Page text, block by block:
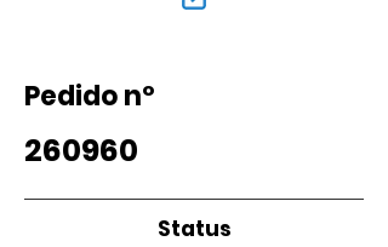
Pedido nº
260960
Status